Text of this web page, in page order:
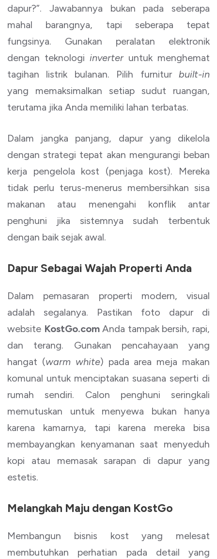
dapur?”. Jawabannya bukan pada seberapa
mahal barangnya, tapi seberapa tepat
fungsinya. Gunakan peralatan elektronik
dengan teknologi inverteruntuk menghemat
tagihan listrik bulanan. Pilih furnitur built-in
yang memaksimalkan setiap sudut ruangan,
terutama jika Anda memiliki lahan terbatas.
Dalam jangka panjang, dapur yang dikelola
dengan strategi tepat akan mengurangi beban
kerja pengelola kost (penjaga kost). Mereka
tidak perlu terus-menerus membersihkan sisa
makanan atau menengahi konflik antar
penghuni jika sistemnya sudah terbentuk
dengan baik sejak awal.
Dapur Sebagai Wajah Properti Anda
Dalam pemasaran properti modern, visual
adalah segalanya. Pastikan foto dapur di
website KostGo.comAnda tampak bersih, rapi,
dan terang. Gunakan pencahayaan yang
hangat (warm white) pada area meja makan
komunal untuk menciptakan suasana seperti di
rumah sendiri. Calon penghuni seringkali
memutuskan untuk menyewa bukan hanya
karena kamarnya, tapi karena mereka bisa
membayangkan kenyamanan saat menyeduh
kopi atau memasak sarapan di dapur yang
estetis.
Melangkah Maju dengan KostGo
Membangun bisnis kost yang melesat
membutuhkan perhatian pada detail yang